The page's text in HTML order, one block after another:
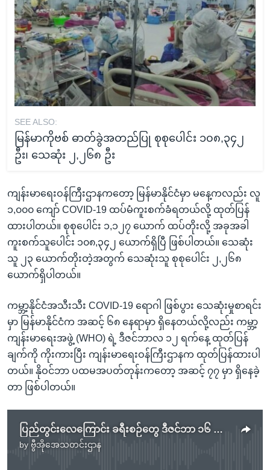
SEE ALSO:
မြန်မာကိုဗစ် ဓာတ်ခွဲအတည်ပြု စုစုပေါင်း ၁၀၈,၃၄၂
ဦး၊ သေဆုံး ၂,၂၆၈ ဦး
ကျန်းမာရေးဝန်ကြီးဌာနကတော့ မြန်မာနိုင်ငံမှာ မနေ့ကလည်း လူ
၁,၀၀၀ ကျော် COVID-19 ထပ်မံကူးစက်ခံရတယ်လို့ ထုတ်ပြန်
ထားပါတယ်။ စုစုပေါင်း ၁,၁၂၇ ယောက် ထပ်တိုးလို့ အခုအခါ
ကူးစက်သူပေါင်း ၁၀၈,၃၄၂ ယောက်ရှိပြီ ဖြစ်ပါတယ်။ သေဆုံး
သူ ၂၃ ယောက်တိုးတဲ့အတွက် သေဆုံးသူ စုစုပေါင်း ၂,၂၆၈
ယောက်ရှိပါတယ်။
ကမ္ဘာ့နိုင်ငံအသီးသီး COVID-19 ရောဂါ ဖြစ်ပွား သေဆုံးမှုစာရင်း
မှာ မြန်မာနိုင်ငံက အဆင့် ၆၈ နေရာမှာ ရှိနေတယ်လို့လည်း ကမ္ဘာ့
ကျန်းမာရေးအဖွဲ့ (WHO) ရဲ့ ဒီဇင်ဘာလ ၁၂ ရက်နေ့ ထုတ်ပြန်
ချက်ကို ကိုးကားပြီး ကျန်းမာရေးဝန်ကြီးဌာနက ထုတ်ပြန်ထားပါ
တယ်။ နိုဝင်ဘာ ပထမအပတ်တုန်းကတော့ အဆင့် ၇၇ မှာ ရှိနေခဲ့
တာ ဖြစ်ပါတယ်။
ပြည်တွင်းလေကြောင်း ခရီးစဉ်တွေ ဒီဇင်ဘာ ၁၆ မှာ ပြန်ဖွင့်ဖို့ စီစဉ်
by ဗွီအိုအေသတင်းဌာန
No media source currently available